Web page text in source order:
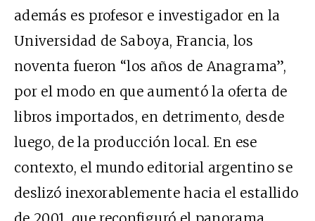
además es profesor e investigador en la
Universidad de Saboya, Francia, los
noventa fueron “los años de Anagrama”,
por el modo en que aumentó la oferta de
libros importados, en detrimento, desde
luego, de la producción local. En ese
contexto, el mundo editorial argentino se
deslizó inexorablemente hacia el estallido